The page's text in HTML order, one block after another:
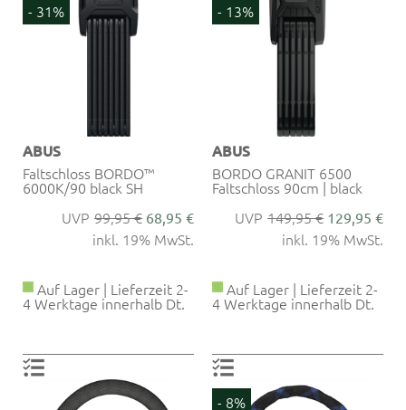
- 31%
ABUS
Faltschloss BORDO™
6000K/90 black SH
99,95 € 68,95 €
inkl. 19% MwSt.
Auf Lager | Lieferzeit 2-
4 Werktage innerhalb Dt.
- 13%
ABUS
BORDO GRANIT 6500
Faltschloss 90cm | black
149,95 € 129,95 €
inkl. 19% MwSt.
Auf Lager | Lieferzeit 2-
4 Werktage innerhalb Dt.
- 8%